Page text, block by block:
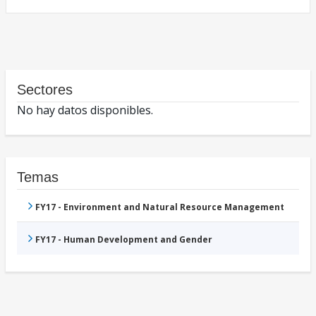
Sectores
No hay datos disponibles.
Temas
FY17 - Environment and Natural Resource Management
FY17 - Human Development and Gender